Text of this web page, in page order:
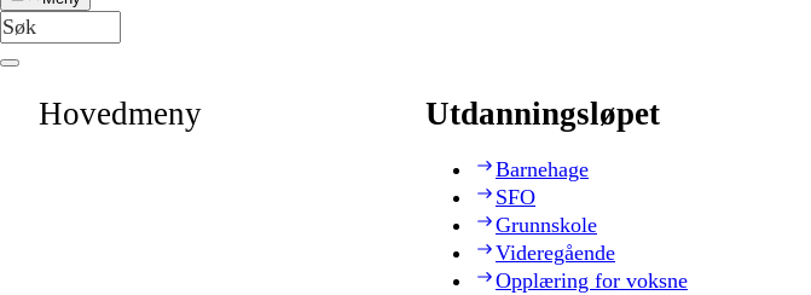
Hovedmeny Utdanningsløpet
Barnehage
SFO
Grunnskole
Videregående
Opplæring for voksne